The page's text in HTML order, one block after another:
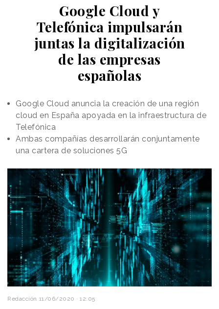
Google Cloud y
Telefónica impulsarán
juntas la digitalización
de las empresas
españolas
Google Cloud anuncia la creación de una región
cloud en España apoyada en la infraestructura de
Telefónica
Ambas compañías desarrollarán conjuntamente
una cartera de soluciones 5G
Redacción 11/06/2020 · 12:05